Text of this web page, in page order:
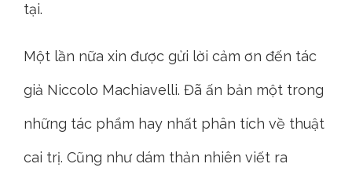
tại.
Một lần nữa xin được gửi lời cảm ơn đến tác
giả Niccolo Machiavelli. Đã ấn bản một trong
những tác phẩm hay nhất phân tích về thuật
cai trị. Cũng như dám thản nhiên viết ra